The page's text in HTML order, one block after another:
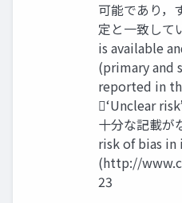
可能であり，
定と一致し
is available
(primary and
reported in
‘Unclear
十分な記載が
risk of bias
(http://
23